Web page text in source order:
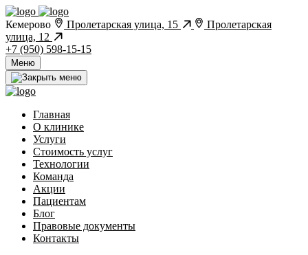
Кемерово Пролетарская улица, 15
Пролетарская
улица, 12
+7 (950) 598-15-15
Меню
Главная
О клинике
Услуги
Стоимость услуг
Технологии
Команда
Акции
Пациентам
Блог
Правовые документы
Контакты